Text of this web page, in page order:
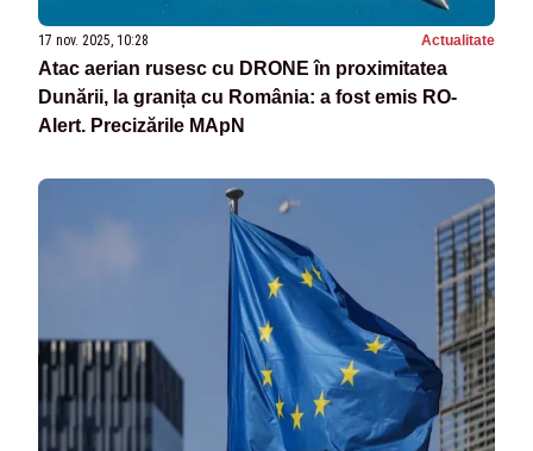
17 nov. 2025, 10:28 Actualitate
Atac aerian rusesc cu DRONE în proximitatea
Dunării, la granița cu România: a fost emis RO-
Alert. Precizările MApN